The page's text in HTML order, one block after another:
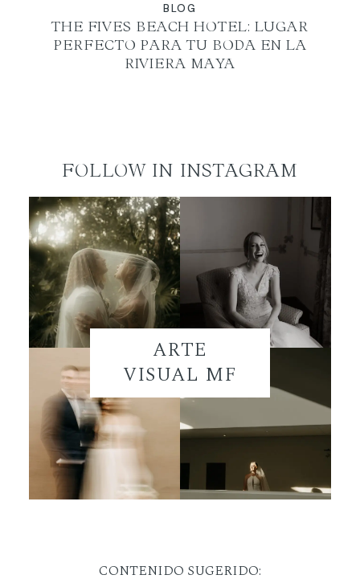
BLOG
THE FIVES BEACH HOTEL: LUGAR
PERFECTO PARA TU BODA EN LA
RIVIERA MAYA
FOLLOW IN INSTAGRAM
ARTE
VISUAL MF
CONTENIDO SUGERIDO: